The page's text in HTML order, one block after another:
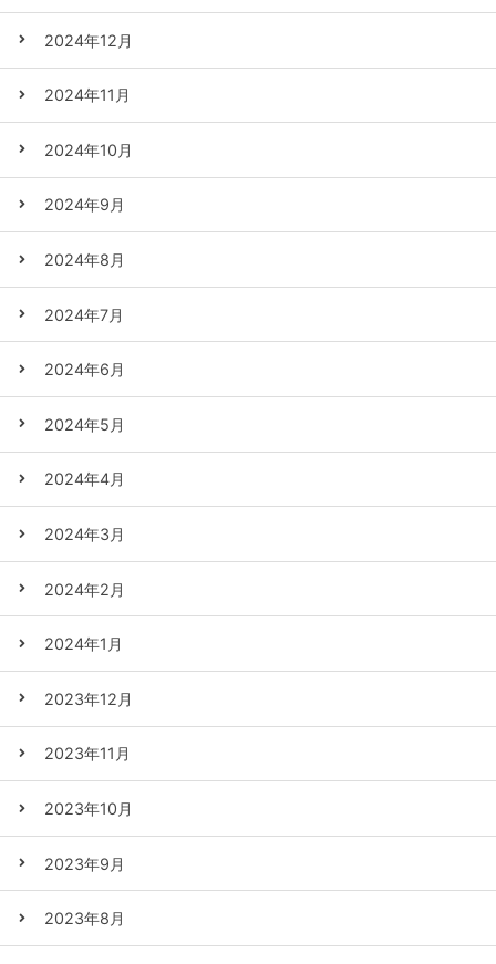
2024年12月
2024年11月
2024年10月
2024年9月
2024年8月
2024年7月
2024年6月
2024年5月
2024年4月
2024年3月
2024年2月
2024年1月
2023年12月
2023年11月
2023年10月
2023年9月
2023年8月